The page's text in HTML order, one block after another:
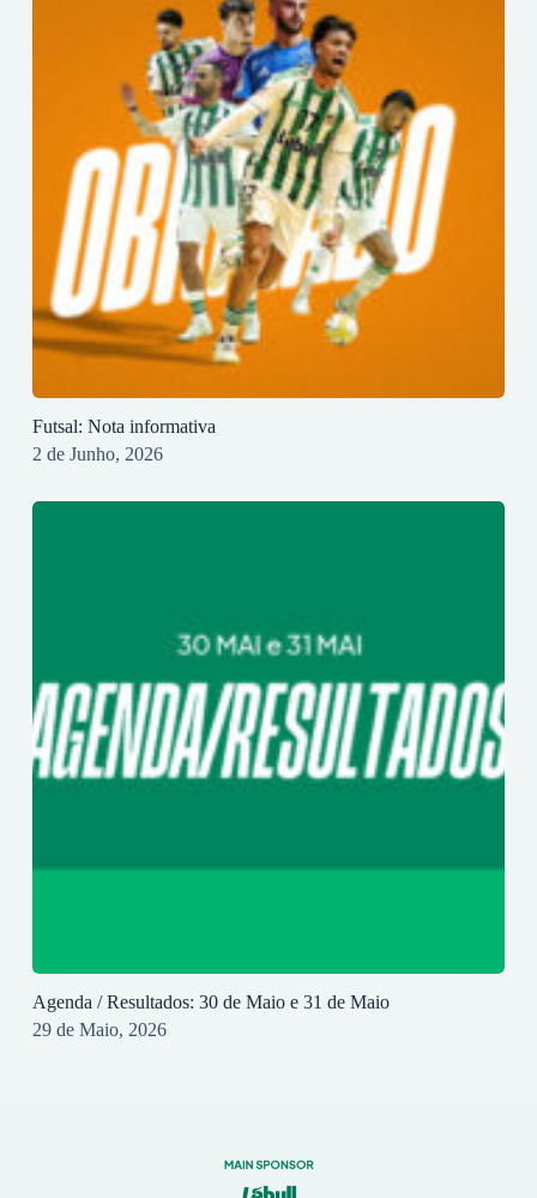
Futsal: Nota informativa
2 de Junho, 2026
Agenda / Resultados: 30 de Maio e 31 de Maio
29 de Maio, 2026